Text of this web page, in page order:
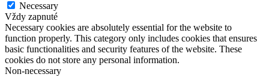
Necessary
Vždy zapnuté
Necessary cookies are absolutely essential for the website to
function properly. This category only includes cookies that ensures
basic functionalities and security features of the website. These
cookies do not store any personal information.
Non-necessary